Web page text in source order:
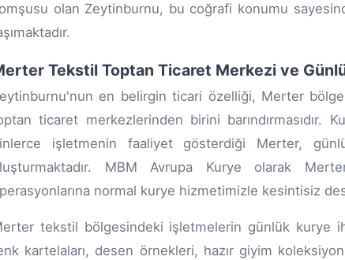
olan Zeytinburnu, bu coğrafi konumu
Tekstil Toptan Ticaret Merkezi ve
en belirgin ticari özelliği, Merter
ticaret merkezlerinden birini barındırmasıdır.
işletmenin faaliyet gösterdiği Merter,
MBM Avrupa Kurye olarak
normal kurye hizmetimizle kesintisiz
tekstil bölgesindeki işletmelerin günlük kurye
kartelaları, desen örnekleri, hazır giyim